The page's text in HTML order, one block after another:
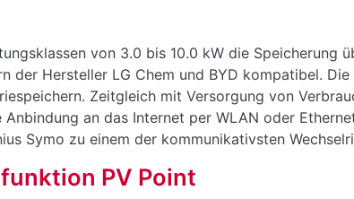
von 3.0 bis 10.0 kW die Speicherung
der Hersteller LG Chem und BYD kompatibel.
Zeitgleich mit Versorgung von
an das Internet per WLAN oder
Symo zu einem der kommunikativsten
PV Point